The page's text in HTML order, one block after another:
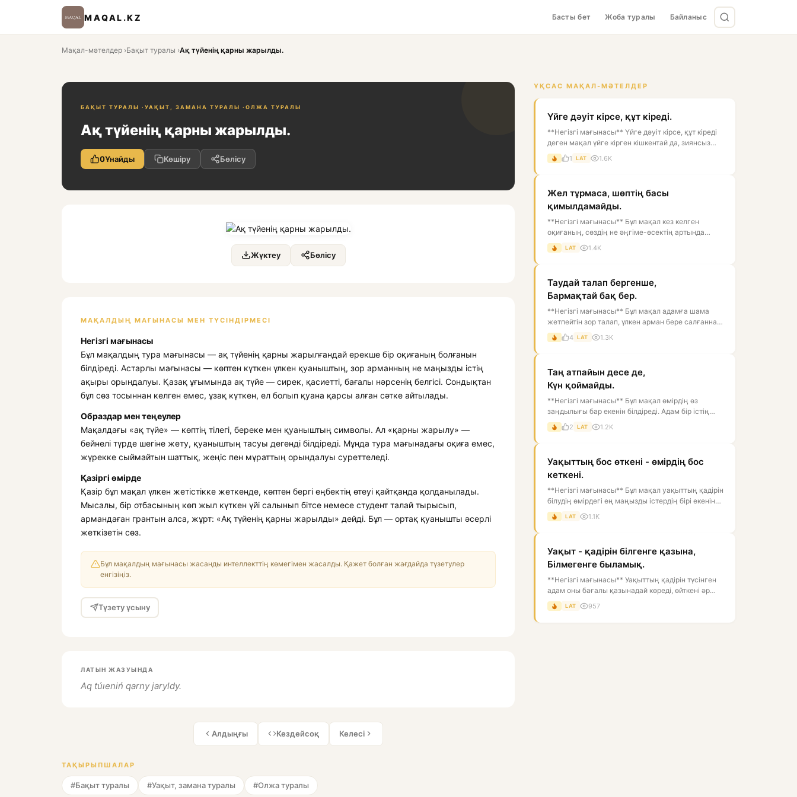
MAQAL.KZ Басты бет Жоба туралы Байланыс
Мақал-мәтелдер ›Бақыт туралы ›Ақ түйенің қарны жарылды.
БАҚЫТ ТУРАЛЫ · УАҚЫТ, ЗАМАНА ТУРАЛЫ · ОЛЖА ТУРАЛЫ
Ақ түйенің қарны жарылды.
0Ұнайды Көшіру Бөлісу
Жүктеу Бөлісу
МАҚАЛДЫҢ МАҒЫНАСЫ МЕН ТҮСІНДІРМЕСІ
Негізгі мағынасы
Бұл мақалдың тура мағынасы — ақ түйенің қарны жарылғандай ерекше бір оқиғаның болғанын
білдіреді. Астарлы мағынасы — көптен күткен үлкен қуаныштың, зор арманның не маңызды істің
ақыры орындалуы. Қазақ ұғымында ақ түйе — сирек, қасиетті, бағалы нәрсенің белгісі. Сондықтан
бұл сөз тосыннан келген емес, ұзақ күткен, ел болып қуана қарсы алған сәтке айтылады.
Образдар мен теңеулер
Мақалдағы «ақ түйе» — көптің тілегі, береке мен қуаныштың символы. Ал «қарны жарылу» —
бейнелі түрде шегіне жету, қуаныштың тасуы дегенді білдіреді. Мұнда тура мағынадағы оқиға емес,
жүрекке сыймайтын шаттық, жеңіс пен мұраттың орындалуы суреттеледі.
Қазіргі өмірде
Қазір бұл мақал үлкен жетістікке жеткенде, көптен бергі еңбектің өтеуі қайтқанда қолданылады.
Мысалы, бір отбасының көп жыл күткен үйі салынып бітсе немесе студент талай тырысып,
армандаған грантын алса, жұрт: «Ақ түйенің қарны жарылды» дейді. Бұл — ортақ қуанышты әсерлі
жеткізетін сөз.
Бұл мақалдың мағынасы жасанды интеллекттің көмегімен жасалды. Қажет болған жағдайда түзетулер
енгізіңіз.
Түзету ұсыну
ЛАТЫН ЖАЗУЫНДА
Aq túıeniń qarny jaryldy.
Алдыңғы Кездейсоқ Келесі
ТАҚЫРЫПШАЛАР
#Бақыт туралы #Уақыт, замана туралы #Олжа туралы
ҰҚСАС МАҚАЛ-МӘТЕЛДЕР
Үйге дәуіт кірсе, құт кіреді.
**Негізгі мағынасы** Үйге дәуіт кірсе, құт кіреді
деген мақал үйге кірген кішкентай да, зиянсыз
жәндікті жақсылықтың бел...
1 LAT 1.6K
Жел тұрмаса, шөптің басы
қимылдамайды.
**Негізгі мағынасы** Бұл мақал кез келген
оқиғаның, сөздің не әңгіме-өсектің артында
белгілі бір себеп болатынын білдіре...
LAT 1.4K
Таудай талап бергенше,
Бармақтай бақ бер.
**Негізгі мағынасы** Бұл мақал адамға шама
жетпейтін зор талап, үлкен арман бере салғаннан
гөрі, соған сәйкес келетін ба...
4 LAT 1.3K
Таң атпайын десе де,
Күн қоймайды.
**Негізгі мағынасы** Бұл мақал өмірдің өз
заңдылығы бар екенін білдіреді. Адам бір істің
болуын қаламаса да, табиғат пен...
2 LAT 1.2K
Уақыттың бос өткені - өмірдің бос
кеткені.
**Негізгі мағынасы** Бұл мақал уақыттың қадірін
білудің өмірдегі ең маңызды істердің бірі екенін
айтады. Тура мағынасынд...
LAT 1.1K
Уақыт - қадірін білгенге қазына,
Білмегенге быламық.
**Негізгі мағынасы** Уақыттың қадірін түсінген
адам оны бағалы қазынадай көреді, өйткені әр
сәтті тиімді пайдалану өмірд...
LAT 957